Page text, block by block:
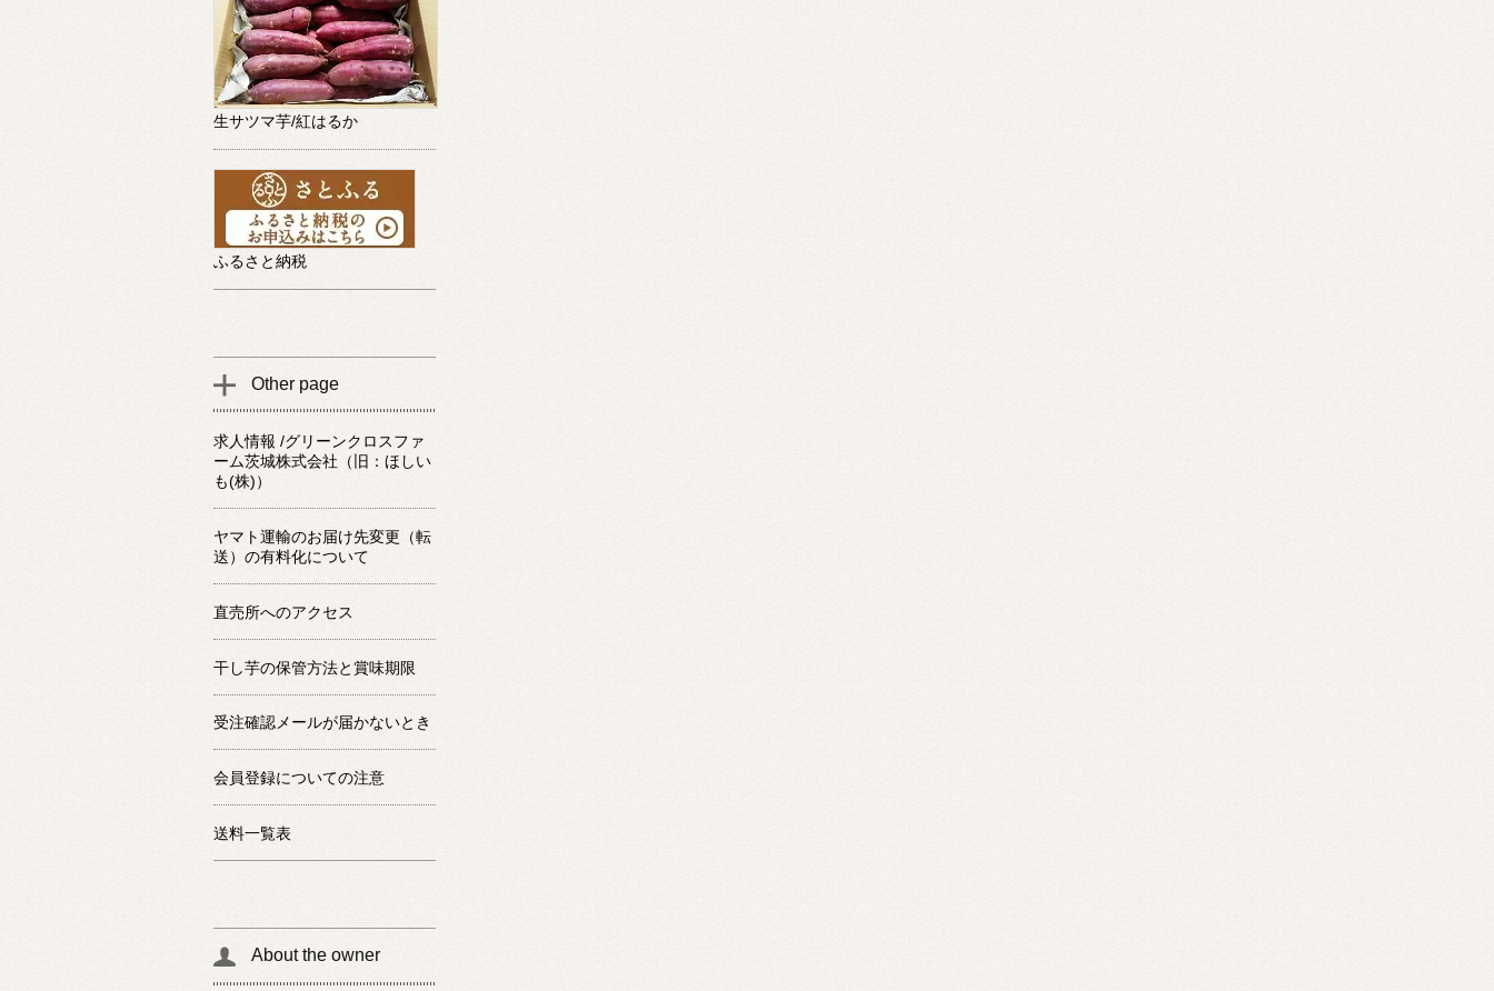
生サツマ芋/紅はるか
ふるさと納税
Other page
求人情報 /グリーンクロスファ
ーム茨城株式会社（旧：ほしい
も(株)）
ヤマト運輸のお届け先変更（転
送）の有料化について
直売所へのアクセス
干し芋の保管方法と賞味期限
受注確認メールが届かないとき
会員登録についての注意
送料一覧表
About the owner